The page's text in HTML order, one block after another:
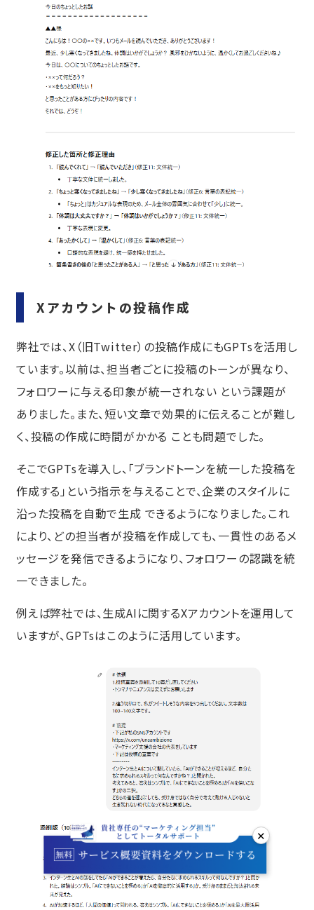
Xアカウントの投稿作成
弊社では、X（旧Twitter）の投稿作成にもGPTsを活用し
ています。以前は、担当者ごとに投稿のトーンが異なり、
フォロワーに与える印象が統一されない という課題が
ありました。また、短い文章で効果的に伝えることが難し
く、投稿の作成に時間がかかる ことも問題でした。
そこでGPTsを導入し、「ブランドトーンを統一した投稿を
作成する」という指示を与えることで、企業のスタイルに
沿った投稿を自動で生成 できるようになりました。これ
により、どの担当者が投稿を作成しても、一貫性のあるメ
ッセージを発信できるようになり、フォロワーの認識を統
一できました。
例えば弊社では、生成AIに関するXアカウントを運用して
いますが、GPTsはこのように活用しています。
✕